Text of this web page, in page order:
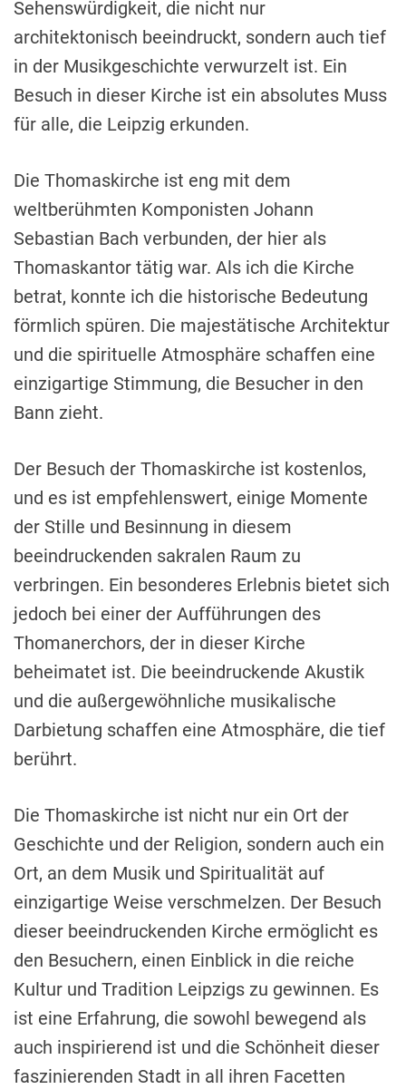
Sehenswürdigkeit, die nicht nur
architektonisch beeindruckt, sondern auch tief
in der Musikgeschichte verwurzelt ist. Ein
Besuch in dieser Kirche ist ein absolutes Muss
für alle, die Leipzig erkunden.
Die Thomaskirche ist eng mit dem
weltberühmten Komponisten Johann
Sebastian Bach verbunden, der hier als
Thomaskantor tätig war. Als ich die Kirche
betrat, konnte ich die historische Bedeutung
förmlich spüren. Die majestätische Architektur
und die spirituelle Atmosphäre schaffen eine
einzigartige Stimmung, die Besucher in den
Bann zieht.
Der Besuch der Thomaskirche ist kostenlos,
und es ist empfehlenswert, einige Momente
der Stille und Besinnung in diesem
beeindruckenden sakralen Raum zu
verbringen. Ein besonderes Erlebnis bietet sich
jedoch bei einer der Aufführungen des
Thomanerchors, der in dieser Kirche
beheimatet ist. Die beeindruckende Akustik
und die außergewöhnliche musikalische
Darbietung schaffen eine Atmosphäre, die tief
berührt.
Die Thomaskirche ist nicht nur ein Ort der
Geschichte und der Religion, sondern auch ein
Ort, an dem Musik und Spiritualität auf
einzigartige Weise verschmelzen. Der Besuch
dieser beeindruckenden Kirche ermöglicht es
den Besuchern, einen Einblick in die reiche
Kultur und Tradition Leipzigs zu gewinnen. Es
ist eine Erfahrung, die sowohl bewegend als
auch inspirierend ist und die Schönheit dieser
faszinierenden Stadt in all ihren Facetten